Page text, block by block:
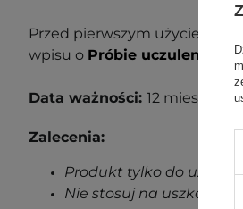
Przed pierwszym użyciem
wpisu o Próbie uczuleniowej
Data ważności: 12 miesięcy
Zalecenia:
Produkt tylko do użytku
Nie stosuj na